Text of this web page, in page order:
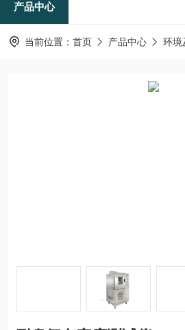
产品中心
当前位置： 首页 产品中心 环境